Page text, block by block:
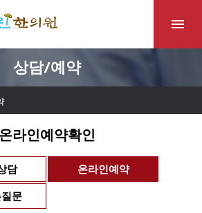
상담/예약
온라인예약확인
담
온라인예약
문